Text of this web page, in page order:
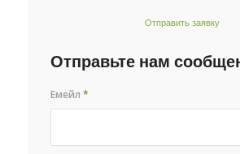
Отправить заявку
Отправьте нам
Емейл*